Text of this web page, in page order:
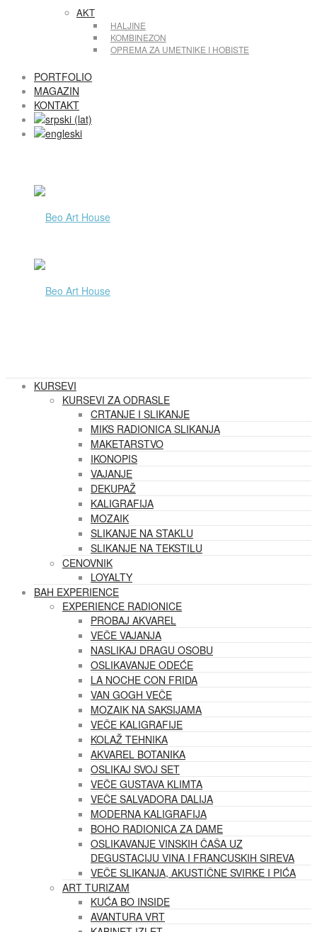
AKT
HALJINE
KOMBINEZON
OPREMA ZA UMETNIKE I HOBISTE
PORTFOLIO
MAGAZIN
KONTAKT
KURSEVI
KURSEVI ZA ODRASLE
CRTANJE I SLIKANJE
MIKS RADIONICA SLIKANJA
MAKETARSTVO
IKONOPIS
VAJANJE
DEKUPAŽ
KALIGRAFIJA
MOZAIK
SLIKANJE NA STAKLU
SLIKANJE NA TEKSTILU
CENOVNIK
LOYALTY
BAH EXPERIENCE
EXPERIENCE RADIONICE
PROBAJ AKVAREL
VEČE VAJANJA
NASLIKAJ DRAGU OSOBU
OSLIKAVANJE ODEĆE
LA NOCHE CON FRIDA
VAN GOGH VEČE
MOZAIK NA SAKSIJAMA
VEČE KALIGRAFIJE
KOLAŽ TEHNIKA
AKVAREL BOTANIKA
OSLIKAJ SVOJ SET
VEČE GUSTAVA KLIMTA
VEČE SALVADORA DALIJA
MODERNA KALIGRAFIJA
BOHO RADIONICA ZA DAME
OSLIKAVANJE VINSKIH ČAŠA UZ
DEGUSTACIJU VINA I FRANCUSKIH SIREVA
VEČE SLIKANJA, AKUSTIČNE SVIRKE I PIĆA
ART TURIZAM
KUĆA BO INSIDE
AVANTURA VRT